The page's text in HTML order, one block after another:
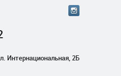
Интернациональная, 2Б